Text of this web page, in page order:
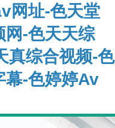
网址-色天堂
网-色天天综
真综合视频-色
幕-色婷婷Av